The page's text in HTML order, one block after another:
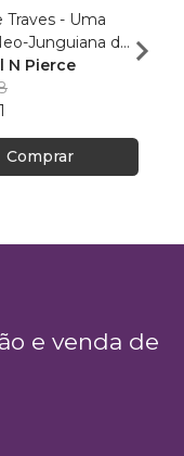
Traves - Uma
Junguiana de
N Pierce
Comprar
e venda de